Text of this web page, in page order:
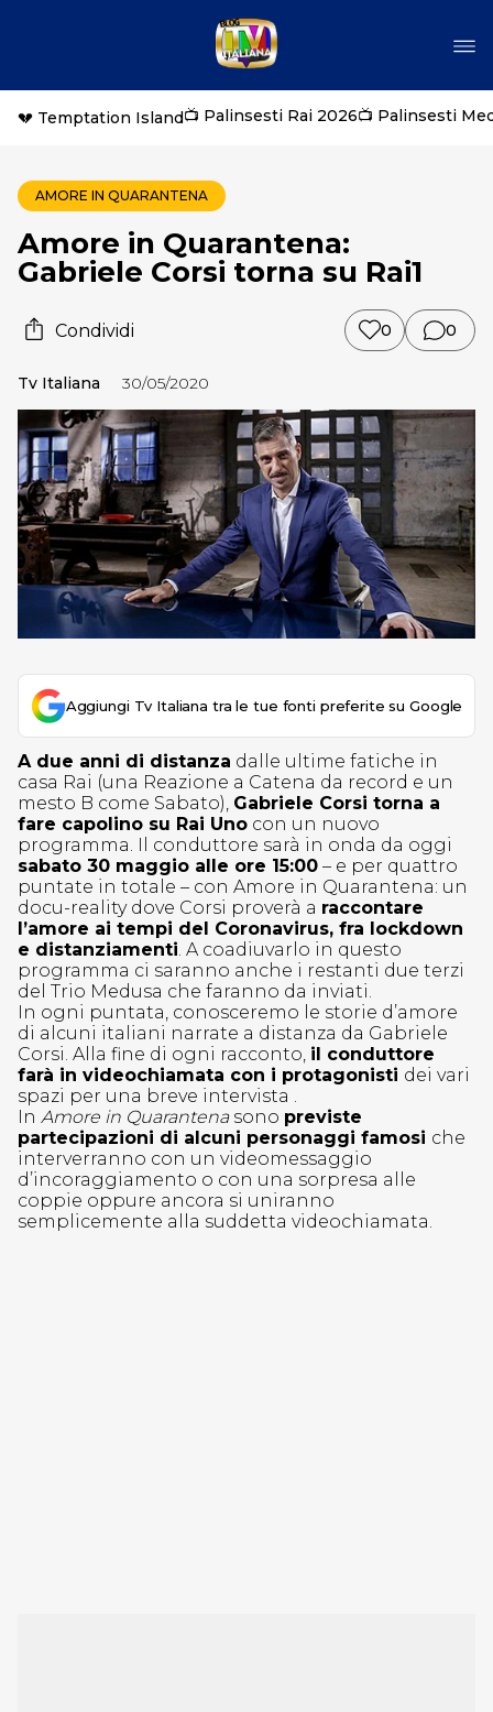
💔 Temptation Island📺 Palinsesti Rai 2026📺 Palinsesti
AMORE IN QUARANTENA
Amore in Quarantena:
Gabriele Corsi torna su Rai1
Condividi 0 0
Tv Italiana 30/05/2020
Aggiungi Tv Italiana tra le tue fonti preferite su Google
A due anni di distanza dalle ultime fatiche in
casa Rai (una Reazione a Catena da record e un
mesto B come Sabato), Gabriele Corsi torna a
fare capolino su Rai Uno con un nuovo
programma. Il conduttore sarà in onda da oggi
sabato 30 maggio alle ore 15:00 – e per quattro
puntate in totale – con Amore in Quarantena: un
docu-reality dove Corsi proverà a raccontare
l’amore ai tempi del Coronavirus, fra lockdown
e distanziamenti. A coadiuvarlo in questo
programma ci saranno anche i restanti due terzi
del Trio Medusa che faranno da inviati.
In ogni puntata, conosceremo le storie d’amore
di alcuni italiani narrate a distanza da Gabriele
Corsi. Alla fine di ogni racconto, il conduttore
farà in videochiamata con i protagonisti dei vari
spazi per una breve intervista .
In Amore in Quarantena sono previste
partecipazioni di alcuni personaggi famosi che
interverranno con un videomessaggio
d’incoraggiamento o con una sorpresa alle
coppie oppure ancora si uniranno
semplicemente alla suddetta videochiamata.